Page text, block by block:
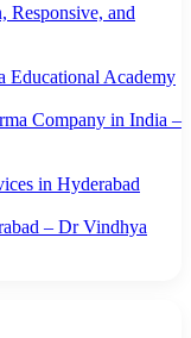
Responsive, and
Educational Academy
Company in India –
in Hyderabad
– Dr Vindhya